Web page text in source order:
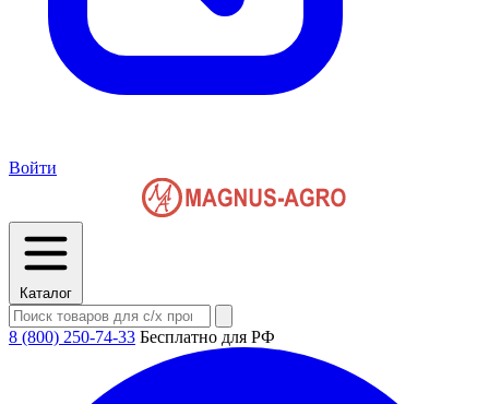
Войти
Каталог
8 (800) 250-74-33 Бесплатно для РФ